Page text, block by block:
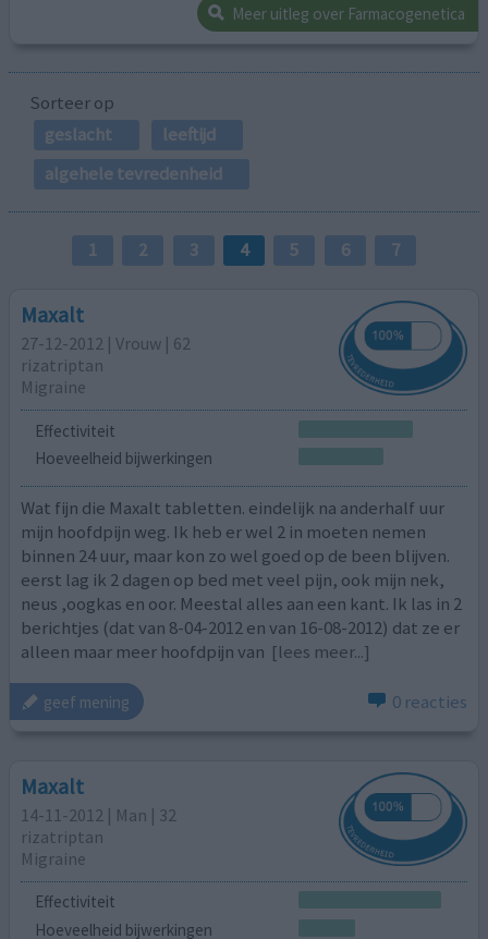
Meer uitleg over Farmacogenetica
Sorteer op
geslacht
leeftijd
algehele tevredenheid
1 2 3 4 5 6 7
Maxalt
27-12-2012 | Vrouw | 62
rizatriptan
Migraine
Effectiviteit
Hoeveelheid bijwerkingen
Wat fijn die Maxalt tabletten. eindelijk na anderhalf uur
mijn hoofdpijn weg. Ik heb er wel 2 in moeten nemen
binnen 24 uur, maar kon zo wel goed op de been blijven.
eerst lag ik 2 dagen op bed met veel pijn, ook mijn nek,
neus ,oogkas en oor. Meestal alles aan een kant. Ik las in 2
berichtjes (dat van 8-04-2012 en van 16-08-2012) dat ze er
alleen maar meer hoofdpijn van [lees meer...]
geef mening 0 reacties
Maxalt
14-11-2012 | Man | 32
rizatriptan
Migraine
Effectiviteit
Hoeveelheid bijwerkingen